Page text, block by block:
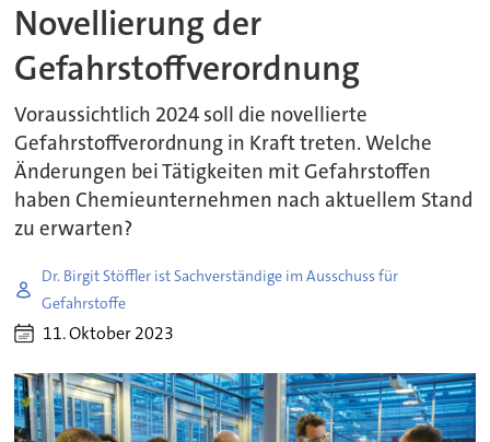
Novellierung der
Gefahrstoffverordnung
Voraussichtlich 2024 soll die novellierte
Gefahrstoffverordnung in Kraft treten. Welche
Änderungen bei Tätigkeiten mit Gefahrstoffen
haben Chemieunternehmen nach aktuellem Stand
zu erwarten?
Dr. Birgit Stöffler ist Sachverständige im Ausschuss für
Gefahrstoffe
11. Oktober 2023